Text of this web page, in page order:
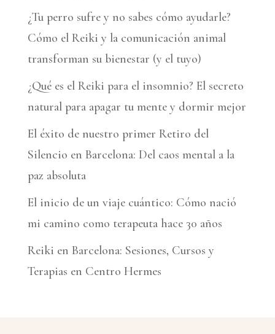
t
e
:
¿Tu perro sufre y no sabes cómo ayudarle?
Cómo el Reiki y la comunicación animal
transforman su bienestar (y el tuyo)
¿Qué es el Reiki para el insomnio? El secreto
natural para apagar tu mente y dormir mejor
El éxito de nuestro primer Retiro del
Silencio en Barcelona: Del caos mental a la
paz absoluta
El inicio de un viaje cuántico: Cómo nació
mi camino como terapeuta hace 30 años
Reiki en Barcelona: Sesiones, Cursos y
Terapias en Centro Hermes